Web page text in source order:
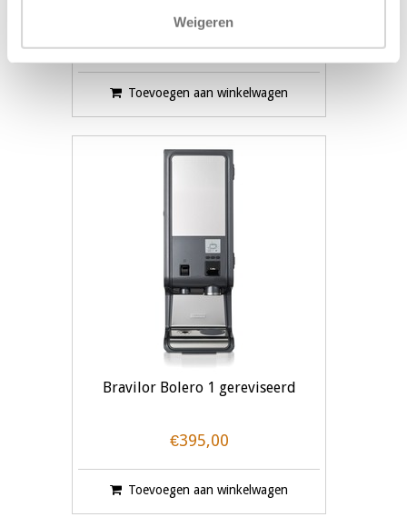
Weigeren
€169,50
Toevoegen aan winkelwagen
Bravilor Bolero 1 gereviseerd
€395,00
Toevoegen aan winkelwagen